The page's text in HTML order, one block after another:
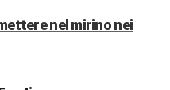
nel mirino nei